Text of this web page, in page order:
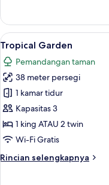
Suite
Lihat
semua
foto
untuk
Tropical
Garden
10
Tropical Garden
Pemandangan taman
38 meter persegi
1 kamar tidur
Kapasitas 3
1 king ATAU 2 twin
Wi-Fi Gratis
Rincian selengkapnya
Rincian